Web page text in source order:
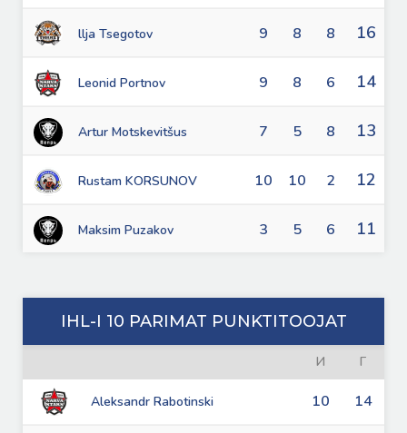
llja Tsegotov 9 8 8 16
Leonid Portnov 9 8 6 14
Artur Motskevitšus 7 5 8 13
Rustam KORSUNOV 10 10 2 12
Maksim Puzakov 3 5 6 11
IHL-I 10 PARIMAT PUNKTITOOJAT
И Г
Aleksandr Rabotinski 10 14